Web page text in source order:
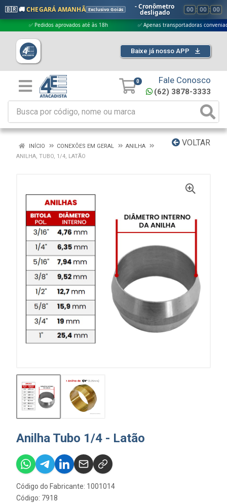
🇧🇷 🚚CHEGARÁ AMANHÃ Exclusivo Goiás - Cronômetro
desligado 00 : 00 : 00
✅ Pedidos aprovados até às 18h ✅ Apenas transportadoras conveniadas
Baixe já nosso APP
0 Fale Conosco
(62) 3878-3333
VOLTAR
INÍCIO CONEXÕES EM GERAL
ANILHA
ANILHA, TUBO, 1/4, LATÃO
Anilha Tubo 1/4 - Latão
Código do Fabricante: 1001014
Código: 7918